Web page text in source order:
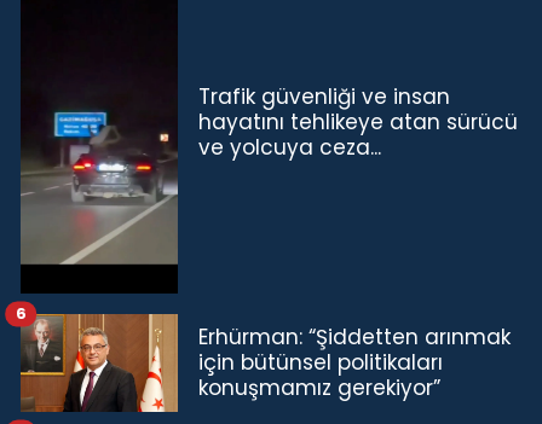
Trafik güvenliği ve insan
hayatını tehlikeye atan sürücü
ve yolcuya ceza...
Erhürman: “Şiddetten arınmak
için bütünsel politikaları
konuşmamız gerekiyor”
6